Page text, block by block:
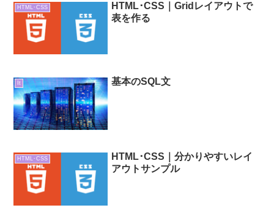
HTML･CSS
HTML･CSS｜Gridレイアウトで
表を作る
It 基本のSQL文
HTML･CSS
HTML･CSS｜分かりやすいレイ
アウトサンプル